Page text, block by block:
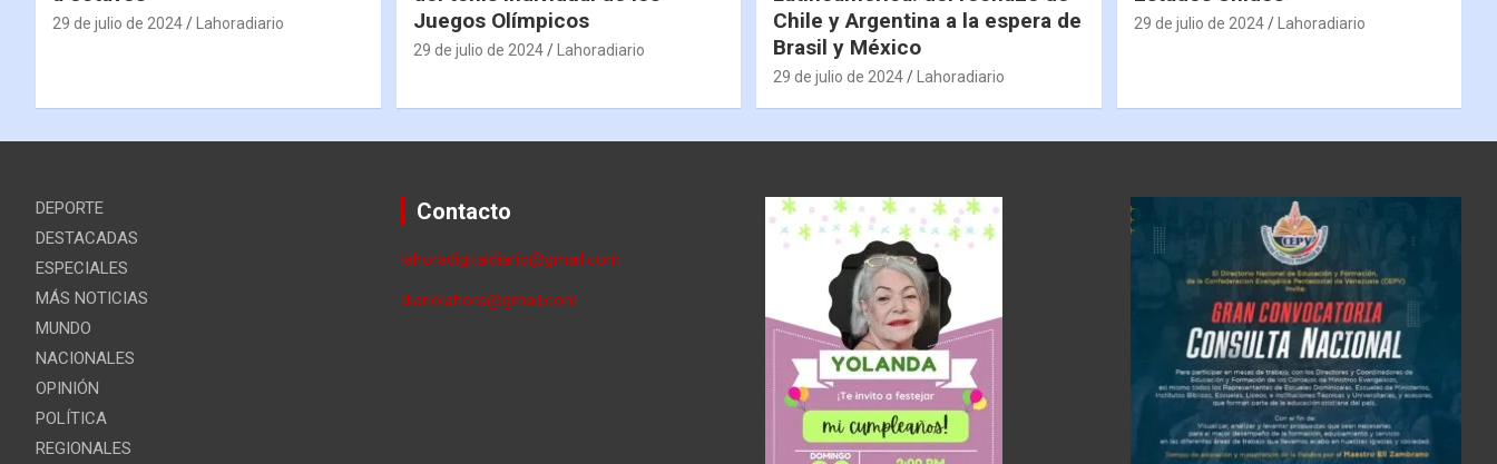
29 de julio de 2024 Lahoradiario
Juegos Olímpicos
29 de julio de 2024 Lahoradiario
Chile y Argentina a la espera de
Brasil y México
29 de julio de 2024 Lahoradiario
29 de julio de 2024 Lahoradiario
DEPORTE
DESTACADAS
ESPECIALES
MÁS NOTICIAS
MUNDO
NACIONALES
OPINIÓN
POLÍTICA
REGIONALES
Contacto
lahoradigitaldiario@gmail.com
diariolahora@gmail,com